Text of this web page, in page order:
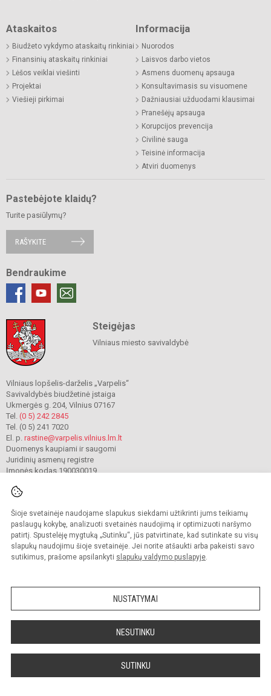
Šioje svetainėje naudojame slapukus siekdami užtikrinti jums teikiamų
paslaugų kokybę, analizuoti svetainės naudojimą ir optimizuoti naršymo
patirtį. Spustelėję mygtuką „Sutinku“, jūs patvirtinate, kad sutinkate su visų
slapukų naudojimu šioje svetainėje. Jei norite atšaukti arba pakeisti savo
sutikimus, prašome apsilankyti slapukų valdymo puslapyje.
NUSTATYMAI
NESUTINKU
SUTINKU
Ataskaitos
Biudžeto vykdymo ataskaitų rinkiniai
Finansinių ataskaitų rinkiniai
Lėšos veiklai viešinti
Projektai
Viešieji pirkimai
Informacija
Nuorodos
Laisvos darbo vietos
Asmens duomenų apsauga
Konsultavimasis su visuomene
Dažniausiai užduodami klausimai
Pranešėjų apsauga
Korupcijos prevencija
Civilinė sauga
Teisinė informacija
Atviri duomenys
Pastebėjote klaidų?
Turite pasiūlymų?
RAŠYKITE
Bendraukime
Steigėjas
Vilniaus miesto savivaldybė
Vilniaus lopšelis-darželis „Varpelis“
Savivaldybės biudžetinė įstaiga
Ukmergės g. 204, Vilnius 07167
Tel. (0 5) 242 2845
Tel. (0 5) 241 7020
El. p. rastine@varpelis.vilnius.lm.lt
Duomenys kaupiami ir saugomi
Juridinių asmenų registre
Įmonės kodas 190030019
© 2023. Vilniaus lopšelis-darželis „Varpelis“. Visos teisės saugomos.
Kopijuoti turinį be raštiško įstaigos administracijos sutikimo griežtai draudžiama.
Prieinamumo paraiška Slapukų valdymas
Sumanus būdas atnaujinti